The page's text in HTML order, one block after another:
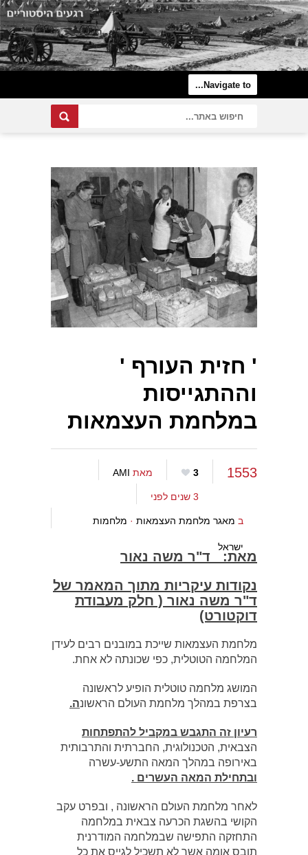
' חזית העורף '
וההתגייסות
במלחמת העצמאות
1553
3 מאת AMI
3 שנים לפני
ב מאגר מלחמת העצמאות · מלחמות
ישראל
מאת: ד"ר משה נאור
נקודות עיקריות מתוך המאמר של
ד"ר משה נאור ( חלק מעבודת
דוקטורט)
מלחמת העצמאות שייכת במובנים רבים לעידן
המלחמה הטוטלית, כפי שכונתה לא אחת.
המושג מלחמה טוטלית הופיע לראשונה
בצרפת במהלך מלחמת העולם הראשונה.
רעיון זה התגבש במקביל להתפתחות
הצבאית, הטכנולוגית, החברתית והתרבותית
באירופה במהלך המאה התשע-עשרה
ובתחילת המאה העשרים .
לאחר מלחמת העולם הראשונה , ובפרט עקב
הקושי בהשגת הכרעה צבאית במלחמה
התחזקה התפישה שבמלחמה המודרנית
תובס אומה אשר לא תשכיל לגייס את כל